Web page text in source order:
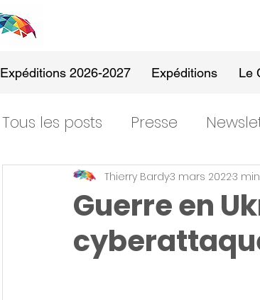
Expéditions 2026-2027 Expéditions Le
Tous les posts Presse
Guerre en
Thierry Bardy3 mars 20223